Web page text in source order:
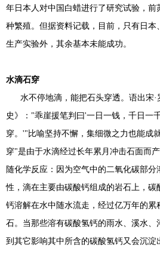
年日本人对中国白蜡进行了研究试验，前
种繁殖。但据资料记载，目前，只有日
生产实验外，其余基本未能成功。
水滴石穿
水不停地滴，能把石头穿透。语出宋·
史》："乖崖援笔判曰'一日一钱，千日一
穿。'"比喻坚持不懈，集细微之力也能成
穿"是由于水滴经过长年累月冲击石面而
随化学反应：因为空气中的二氧化碳部
性，滴在主要由碳酸钙组成的岩石上，
钙溶解在水中随水流走，经过亿万年的累
石。当那些溶有碳酸氢钙的雨水、溪水、
到其它影响其中所含的碳酸氢钙又会沉